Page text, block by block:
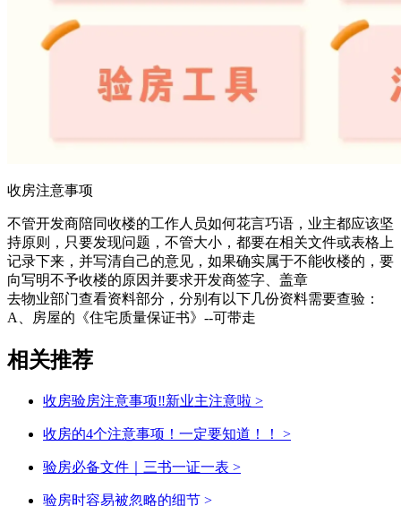
收房注意事项
不管开发商陪同收楼的工作人员如何花言巧语，业主都应该坚
持原则，只要发现问题，不管大小，都要在相关文件或表格上
记录下来，并写清自己的意见，如果确实属于不能收楼的，要
向写明不予收楼的原因并要求开发商签字、盖章
去物业部门查看资料部分，分别有以下几份资料需要查验：
A、房屋的《住宅质量保证书》--可带走
相关推荐
收房验房注意事项‼新业主注意啦 >
收房的4个注意事项！一定要知道！！ >
验房必备文件｜三书一证一表 >
验房时容易被忽略的细节 >